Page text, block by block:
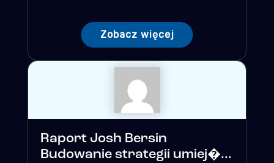
Zobacz więcej
Raport Josh Bersin
Budowanie strategii umiej�...